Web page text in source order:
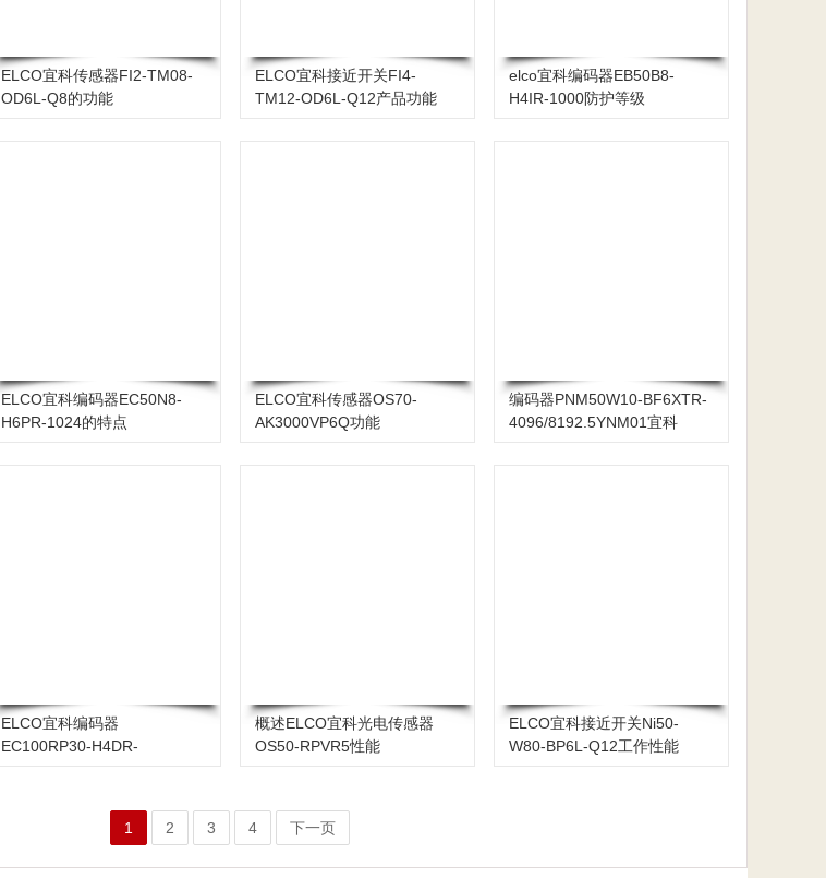
ELCO宜科传感器FI2-TM08-
OD6L-Q8的功能
ELCO宜科接近开关FI4-
TM12-OD6L-Q12产品功能
elco宜科编码器EB50B8-
H4IR-1000防护等级
ELCO宜科编码器EC50N8-
H6PR-1024的特点
ELCO宜科传感器OS70-
AK3000VP6Q功能
编码器PNM50W10-BF6XTR-
4096/8192.5YNM01宜科
ELCO宜科编码器
EC100RP30-H4DR-
概述ELCO宜科光电传感器
OS50-RPVR5性能
ELCO宜科接近开关Ni50-
W80-BP6L-Q12工作性能
1 2 3 4 下一页